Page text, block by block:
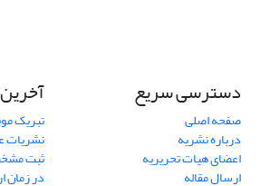
دسترسی سریع
صفحه اصلی
درباره نشریه
اعضای هیات تحریریه
ارسال مقاله
تبریک
نشریات
ثبت
در زمان